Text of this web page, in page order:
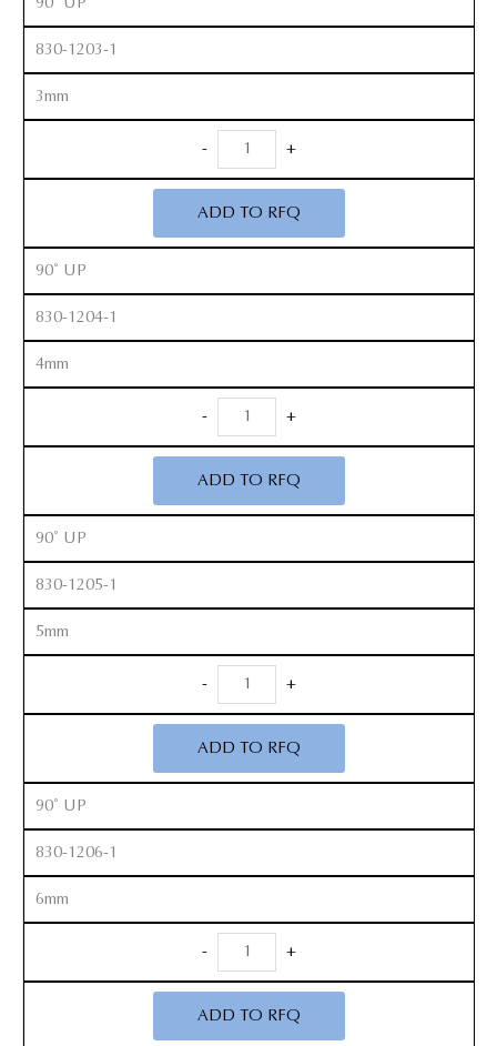
830-1203-1
3mm
-
Anterior
Kerrison
Rongeurs
12”
quantity
+
ADD TO RFQ
90˚ UP
830-1204-1
4mm
-
Anterior
Kerrison
Rongeurs
12”
quantity
+
ADD TO RFQ
90˚ UP
830-1205-1
5mm
-
Anterior
Kerrison
Rongeurs
12”
quantity
+
ADD TO RFQ
90˚ UP
830-1206-1
6mm
-
Anterior
Kerrison
Rongeurs
12”
+
ADD TO RFQ